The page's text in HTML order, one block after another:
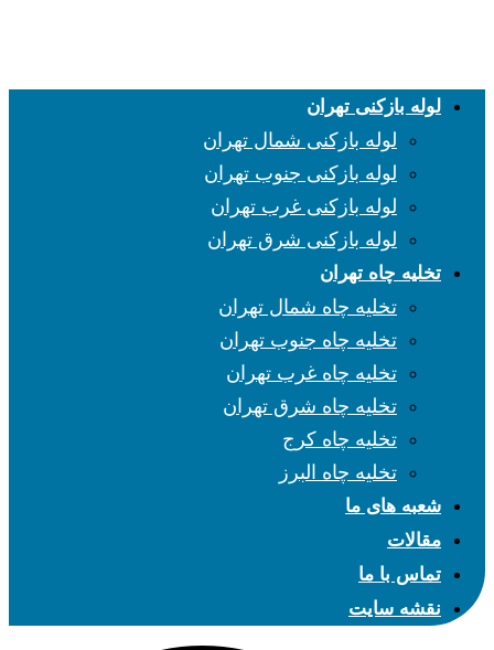
لوله بازکنی تهران
لوله بازکنی شمال تهران
لوله بازکنی جنوب تهران
لوله بازکنی غرب تهران
لوله بازکنی شرق تهران
تخلیه چاه تهران
تخلیه چاه شمال تهران
تخلیه چاه جنوب تهران
تخلیه چاه غرب تهران
تخلیه چاه شرق تهران
تخلیه چاه کرج
تخلیه چاه البرز
شعبه های ما
مقالات
تماس با ما
نقشه سایت